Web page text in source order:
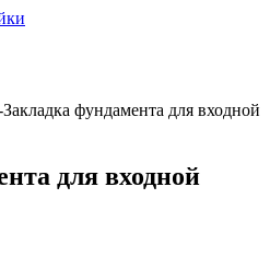
Закладка фундамента для входной
для входной